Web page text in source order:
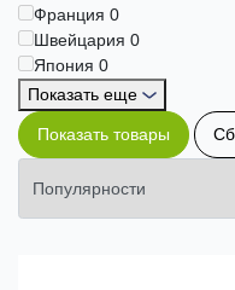
Франция 0
Швейцария 0
Япония 0
Показать еще
Показать товары